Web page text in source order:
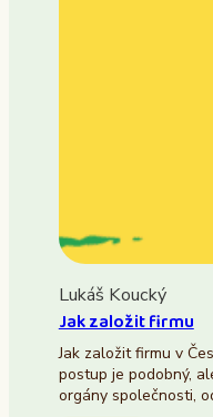
Lukáš Koucký
Jak založit firmu
Jak založit firmu v
postup je podobný,
orgány společnosti,